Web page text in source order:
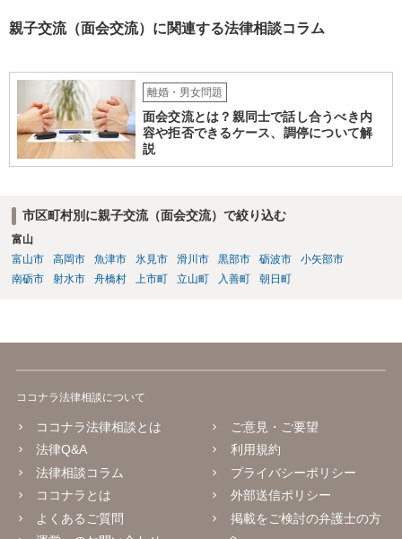
親子交流（面会交流）に関連する法律相談コラム
離婚・男女問題
面会交流とは？親同士で話し合うべき内
容や拒否できるケース、調停について解
説
市区町村別に親子交流（面会交流）で絞り込む
富山
富山市
高岡市 魚津市 氷見市 滑川市 黒部市 砺波市
小矢部市
南砺市
射水市 舟橋村 上市町 立山町 入善町 朝日町
ココナラ法律相談について
ココナラ法律相談とは
法律Q&A
法律相談コラム
ココナラとは
よくあるご質問
ご意見・ご要望
利用規約
プライバシーポリシー
外部送信ポリシー
掲載をご検討の弁護士の方